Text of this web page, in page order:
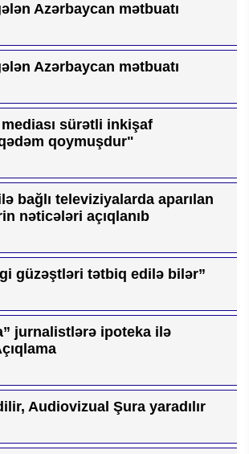
Azərbaycan mətbuatı
Azərbaycan mətbuatı
sürətli inkişaf
qoymuşdur"
bağlı televiziyalarda aparılan
nəticələri açıqlanıb
güzəştləri tətbiq edilə bilər”
jurnalistlərə ipoteka ilə
Audiovizual Şura yaradılır